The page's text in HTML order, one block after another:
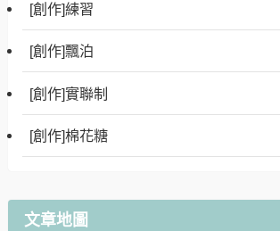
[創作]練習
[創作]飄泊
[創作]實聯制
[創作]棉花糖
文章地圖